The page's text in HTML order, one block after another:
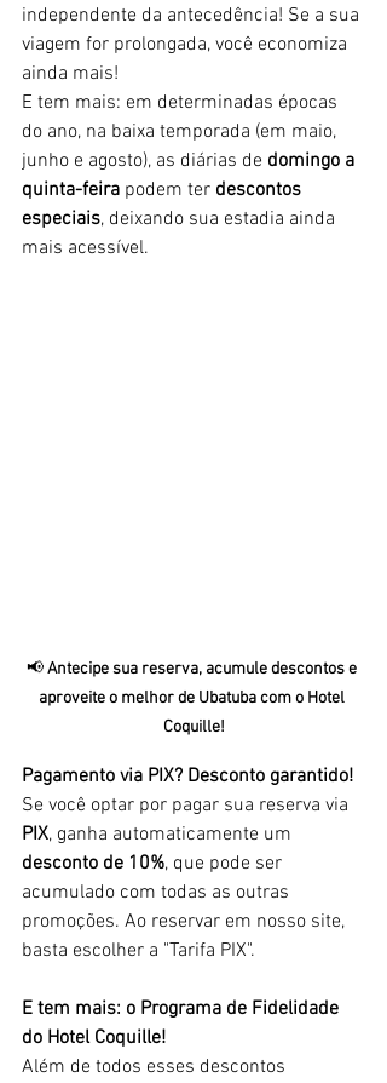
independente da antecedência! Se a sua
viagem for prolongada, você economiza
ainda mais!
E tem mais: em determinadas épocas
do ano, na baixa temporada (em maio,
junho e agosto), as diárias de domingo a
quinta-feira podem ter descontos
especiais, deixando sua estadia ainda
mais acessível.
📢 Antecipe sua reserva, acumule descontos e
aproveite o melhor de Ubatuba com o Hotel
Coquille!
Pagamento via PIX? Desconto garantido!
Se você optar por pagar sua reserva via
PIX, ganha automaticamente um
desconto de 10%, que pode ser
acumulado com todas as outras
promoções. Ao reservar em nosso site,
basta escolher a "Tarifa PIX".
E tem mais: o Programa de Fidelidade
do Hotel Coquille!
Além de todos esses descontos